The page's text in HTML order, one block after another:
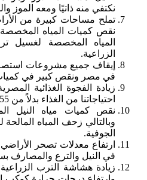
نكتفي منه ذاتيًا ومعه الموز
تملح مساحات كبيرة من
نقص كميات المياه
المياه المخصصة لغسيل
الزراعية.
إيقاف جميع مشروعات
في مصر ونقص كبير في
احتياجاتنا من الغذاء بدلاً من 55% حاليًا.
نقص كميات مياه النيل
وبالتالي زحف المياه المالحة
الجوفية.
ارتفاع معدلات تصحر الأراضي
في النيل والترع والمصارف
زيادة هشاشة الترب